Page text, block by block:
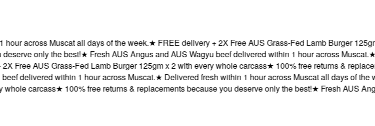
across Muscat all days of the week.★FREE delivery + 2X Free AUS Grass-Fed Lamb Burger 125gm x
only the best!★Fresh AUS Angus and AUS Wagyu beef delivered within 1 hour across Muscat.★
AUS Grass-Fed Lamb Burger 125gm x 2 with every whole carcass★100% free returns &
delivered within 1 hour across Muscat.★Delivered fresh within 1 hour across Muscat all days of the
carcass★100% free returns & replacements because you deserve only the best!★Fresh AUS Angus